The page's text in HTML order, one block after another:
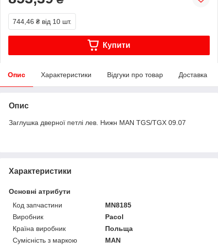
744,46 ₴ від 10 шт.
Купити
Опис Характеристики Відгуки про товар Доставка
Опис
Заглушка дверної петлі лев. Нижн MAN TGS/TGX 09.07
Характеристики
Основні атрибути
Код запчастини
MN8185
Виробник
Pacol
Країна виробник
Польща
Сумісність з маркою
MAN